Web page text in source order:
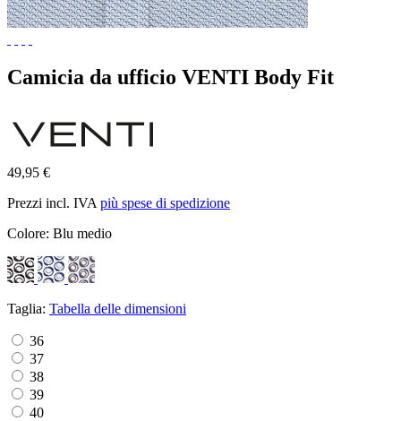
Camicia da ufficio VENTI Body Fit
49,95 €
Prezzi incl. IVA più spese di spedizione
Colore: Blu medio
Taglia: Tabella delle dimensioni
36
37
38
39
40